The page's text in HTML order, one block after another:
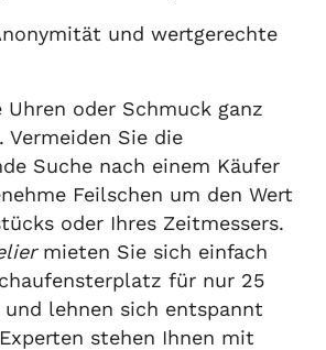
und wertgerechte
Uhren oder Schmuck ganz
Vermeiden Sie die
Suche nach einem Käufer
Feilschen um den Wert
oder Ihres Zeitmessers.
mieten Sie sich einfach
für nur 25
und lehnen sich entspannt
stehen Ihnen mit